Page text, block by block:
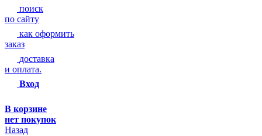
поиск
по сайту
как оформить
заказ
доставка
и оплата.
Вход
В корзине
нет покупок
Назад